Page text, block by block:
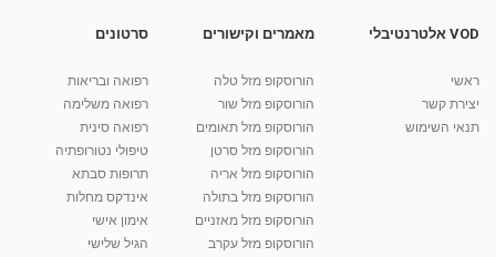
מאת vod-galit 10 שנים
10:17
קרין גורן - העוגה המתגלצ’ת ללא קמח
38.5k צפיות
יוסי שר - מתמחה בשיטת אלכסנדר וטאי צ'י
VOD אלטרנטיבלי
ראשי
יצירת קשר
תנאי השימוש
מאמרים וקישורים
הורוסקופ מזל טלה
הורוסקופ מזל שור
הורוסקופ מזל תאומים
הורוסקופ מזל סרטן
הורוסקופ מזל אריה
הורוסקופ מזל בתולה
הורוסקופ מזל מאזניים
הורוסקופ מזל עקרב
סרטונים
רפואה ובריאות
רפואה משלימה
רפואה סינית
טיפולי נטורופתיה
תרופות סבתא
אינדקס מחלות
אימון אישי
הגיל שלישי